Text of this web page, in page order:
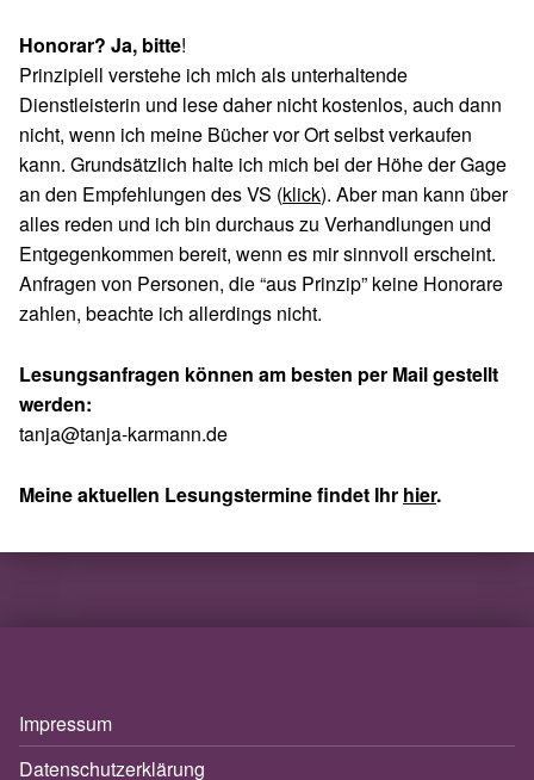
Honorar? Ja, bitte!
Prinzipiell verstehe ich mich als unterhaltende
Dienstleisterin und lese daher nicht kostenlos, auch dann
nicht, wenn ich meine Bücher vor Ort selbst verkaufen
kann. Grundsätzlich halte ich mich bei der Höhe der Gage
an den Empfehlungen des VS (klick). Aber man kann über
alles reden und ich bin durchaus zu Verhandlungen und
Entgegenkommen bereit, wenn es mir sinnvoll erscheint.
Anfragen von Personen, die “aus Prinzip” keine Honorare
zahlen, beachte ich allerdings nicht.
Lesungsanfragen können am besten per Mail gestellt
werden:
tanja@tanja-karmann.de
Meine aktuellen Lesungstermine findet Ihr hier.
Impressum
Datenschutzerklärung